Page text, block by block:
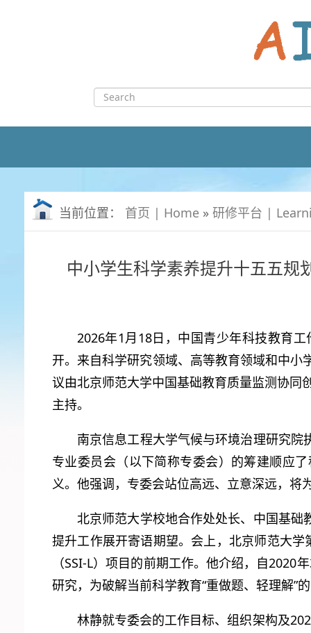
当前位置： 首页 | Home » 研修平台 |
中小学生科学素养提升十五五规
2026年1月18日，中国青少年科技教育
开。来自科学研究领域、高等教育领域和中
议由北京师范大学中国基础教育质量监测协同
主持。
南京信息工程大学气候与环境治理研究
专业委员会（以下简称专委会）的筹建顺应
义。他强调，专委会站位高远、立意深远，
北京师范大学校地合作处处长、中国基
提升工作展开寄语期望。会上，北京师范大
（SSI-L）项目的前期工作。他介绍，自
研究，为破解当前科学教育“重做题、轻理解”
林静就专委会的工作目标、组织架构及